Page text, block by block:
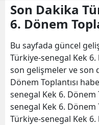
Son Dakika
6. Dönem
Bu sayfada güncel
Türkiye-senegal Kek 6.
son gelişmeler ve son
Dönem Toplantısı
senegal Kek 6. Dönem
senegal Kek 6. Dönem
Türkiye-senegal Kek